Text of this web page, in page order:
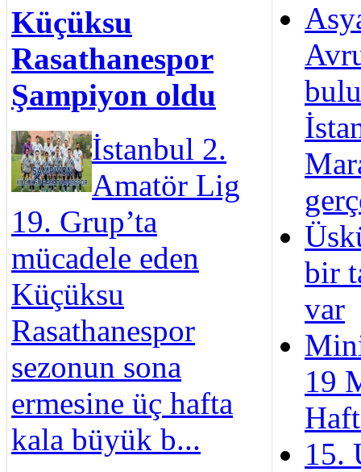
Küçüksu
Rasathanespor
Şampiyon oldu
İstanbul 2.
Amatör Lig
19. Grup’ta
mücadele eden
Küçüksu
Rasathanespor
sezonun sona
ermesine üç hafta
kala büyük b...
bir
var
19
15.